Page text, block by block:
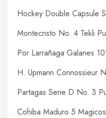
Hockey Double Capsule
Montecristo No. 4 Tekli
Por Larrañaga Galanes
H. Upmann Connossieur
Partagas Serie D No. 3
Cohiba Maduro 5